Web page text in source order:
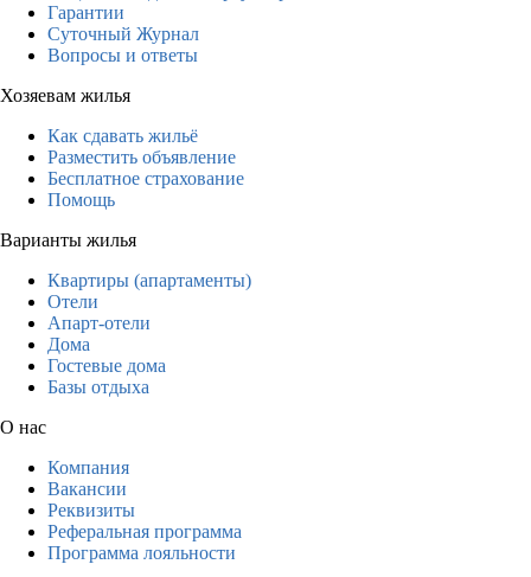
Гарантии
Суточный Журнал
Вопросы и ответы
Хозяевам жилья
Как сдавать жильё
Разместить объявление
Бесплатное страхование
Помощь
Варианты жилья
Квартиры (апартаменты)
Отели
Апарт-отели
Дома
Гостевые дома
Базы отдыха
О нас
Компания
Вакансии
Реквизиты
Реферальная программа
Программа лояльности